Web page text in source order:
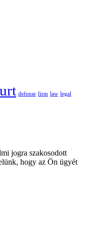
defense firm law legal
jogra szakosodott
hogy az Ön ügyét